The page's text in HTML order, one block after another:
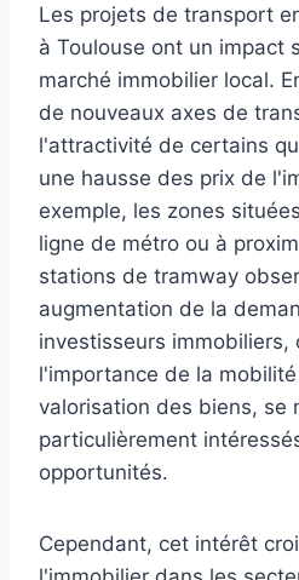
Les projets de transport
à Toulouse ont un impact
marché immobilier local.
de nouveaux axes de
l'attractivité de certains
une hausse des prix de
exemple, les zones
ligne de métro ou à
stations de tramway
augmentation de la
investisseurs immobiliers,
l'importance de la
valorisation des biens, se
particulièrement
opportunités.
Cependant, cet intérêt